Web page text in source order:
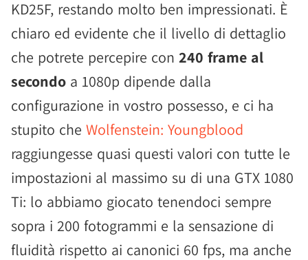
KD25F, restando molto ben impressionati. È
chiaro ed evidente che il livello di dettaglio
che potrete percepire con 240 frame al
secondo a 1080p dipende dalla
configurazione in vostro possesso, e ci ha
stupito che Wolfenstein: Youngblood
raggiungesse quasi questi valori con tutte le
impostazioni al massimo su di una GTX 1080
Ti: lo abbiamo giocato tenendoci sempre
sopra i 200 fotogrammi e la sensazione di
fluidità rispetto ai canonici 60 fps, ma anche